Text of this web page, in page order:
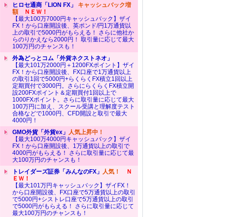
ヒロセ通商「LION FX」 キャッシュバック増
額ＮＥＷ！
【最大100万7000円キャッシュバック】ザイ
FX！から口座開設後、英ポンド/円1万通貨以
上の取引で5000円がもらえる！ さらに他社か
らのりかえなら2000円！ 取引量に応じて最大
100万円のチャンスも！
外為どっとコム「外貨ネクストネオ」
【最大101万2000円＋1200FXポイント】ザイ
FX！から口座開設後、FX口座で1万通貨以上
の取引1回で5000円+らくらくFX積立1回以上
定期買付で3000円。さらにらくらくFX積立開
設200FXポイント＆定期買付1回以上で
1000FXポイント。さらに取引量に応じて最大
100万円に加え、スクール受講と理解度テスト
合格などで1000円、CFD開設と取引で最大
4000円！
GMO外貨「外貨ex」 人気上昇中！
【最大100万4000円キャッシュバック】ザイ
FX！から口座開設後、1万通貨以上の取引で
4000円がもらえる！ さらに取引量に応じて最
大100万円のチャンスも！
トレイダーズ証券「みんなのFX」 人気！
Ｎ
ＥＷ！
【最大101万円キャッシュバック】ザイFX！
から口座開設後、FX口座で5万通貨以上の取引
で5000円+シストレ口座で5万通貨以上の取引
で5000円がもらえる！ さらに取引量に応じて
最大100万円のチャンスも！